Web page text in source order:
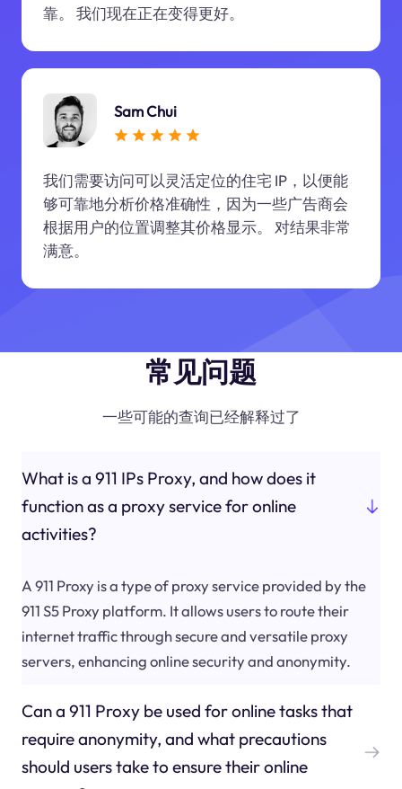
靠。 我们现在正在变得更好。
Sam Chui
我们需要访问可以灵活定位的住宅 IP，以便能
够可靠地分析价格准确性，因为一些广告商会
根据用户的位置调整其价格显示。 对结果非常
满意。
常见问题
一些可能的查询已经解释过了
What is a 911 IPs Proxy, and how does it
function as a proxy service for online
activities?
A 911 Proxy is a type of proxy service provided by the
911 S5 Proxy platform. It allows users to route their
internet traffic through secure and versatile proxy
servers, enhancing online security and anonymity.
Can a 911 Proxy be used for online tasks that
require anonymity, and what precautions
should users take to ensure their online